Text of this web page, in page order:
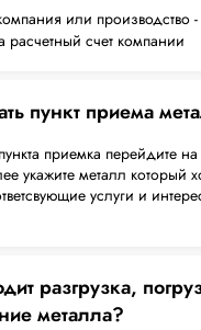
или производство -
расчетный счет компании
пункт приема
приемка перейдите на
укажите металл который
разгрузка,
металла?